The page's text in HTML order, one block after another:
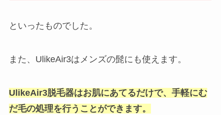
といったものでした。
また、UlikeAir3はメンズの髭にも使えます。
UlikeAir3脱毛器はお肌にあてるだけで、手軽にむ
だ毛の処理を行うことができます。